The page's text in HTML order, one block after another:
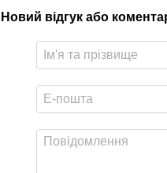
Новий відгук або